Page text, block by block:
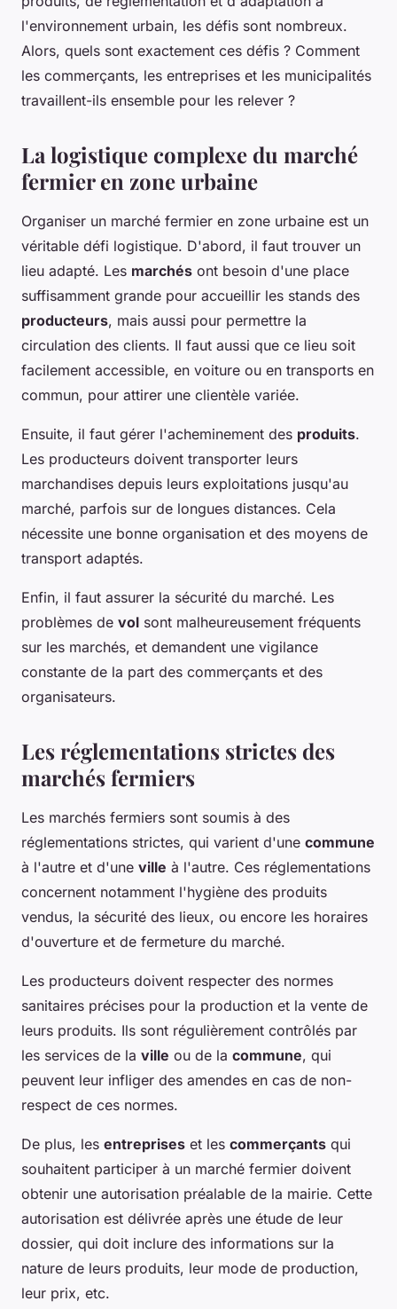
l'environnement urbain, les défis sont nombreux.
Alors, quels sont exactement ces défis ? Comment
les commerçants, les entreprises et les municipalités
travaillent-ils ensemble pour les relever ?
La logistique complexe du marché
fermier en zone urbaine
Organiser un marché fermier en zone urbaine est un
véritable défi logistique. D'abord, il faut trouver un
lieu adapté. Les marchés ont besoin d'une place
suffisamment grande pour accueillir les stands des
producteurs, mais aussi pour permettre la
circulation des clients. Il faut aussi que ce lieu soit
facilement accessible, en voiture ou en transports en
commun, pour attirer une clientèle variée.
Ensuite, il faut gérer l'acheminement des produits.
Les producteurs doivent transporter leurs
marchandises depuis leurs exploitations jusqu'au
marché, parfois sur de longues distances. Cela
nécessite une bonne organisation et des moyens de
transport adaptés.
Enfin, il faut assurer la sécurité du marché. Les
problèmes de vol sont malheureusement fréquents
sur les marchés, et demandent une vigilance
constante de la part des commerçants et des
organisateurs.
Les réglementations strictes des
marchés fermiers
Les marchés fermiers sont soumis à des
réglementations strictes, qui varient d'une commune
à l'autre et d'une ville à l'autre. Ces réglementations
concernent notamment l'hygiène des produits
vendus, la sécurité des lieux, ou encore les horaires
d'ouverture et de fermeture du marché.
Les producteurs doivent respecter des normes
sanitaires précises pour la production et la vente de
leurs produits. Ils sont régulièrement contrôlés par
les services de la ville ou de la commune, qui
peuvent leur infliger des amendes en cas de non-
respect de ces normes.
De plus, les entreprises et les commerçants qui
souhaitent participer à un marché fermier doivent
obtenir une autorisation préalable de la mairie. Cette
autorisation est délivrée après une étude de leur
dossier, qui doit inclure des informations sur la
nature de leurs produits, leur mode de production,
leur prix, etc.